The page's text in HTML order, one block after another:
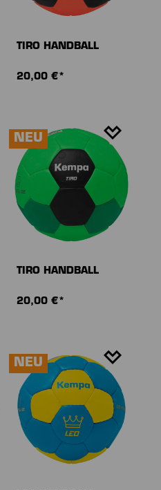
TIRO HANDBALL
20,00 €*
NEU
TIRO HANDBALL
20,00 €*
NEU